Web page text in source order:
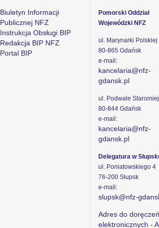
Biuletyn Informacji
Publicznej NFZ
Instrukcja Obsługi BIP
Redakcja BIP NFZ
Portal BIP
Pomorski Oddział
Wojewódzki NFZ
ul. Marynarki Polskiej
80-865 Gdańsk
e-mail:
kancelaria@nfz-
gdansk.pl
ul. Podwale
80-844 Gdańsk
e-mail:
kancelaria@nfz-
gdansk.pl
Delegatura w
ul. Poniatowskiego 4
76-200 Słupsk
e-mail:
slupsk@nfz-
Adres do doręczeń
elektronicznych -